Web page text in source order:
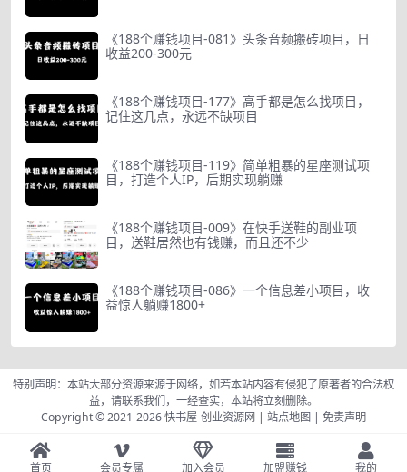
《188个赚钱项目-081》头条音频搬砖项目，日
收益200-300元
《188个赚钱项目-177》高手都是怎么找项目，
记住这几点，永远不缺项目
《188个赚钱项目-119》简单粗暴的星座测试项
目，打造个人IP，后期实现躺赚
《188个赚钱项目-009》在快手送鞋的副业项
目，送鞋居然也有钱赚，而且还不少
《188个赚钱项目-086》一个信息差小项目，收
益惊人躺赚1800+
特别声明：本站大部分资源来源于网络，如若本站内容有侵犯了原著者的合法权
益，请联系我们，一经查实，本站将立刻删除。
Copyright © 2021-2026快书屋-创业资源网 | 站点地图 | 免责声明
首页 会员专属 加入会员 加盟赚钱 我的